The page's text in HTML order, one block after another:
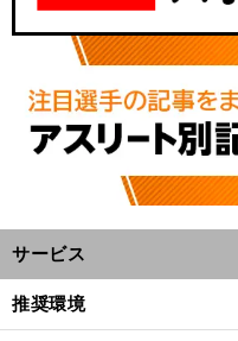
サービス
推奨環境